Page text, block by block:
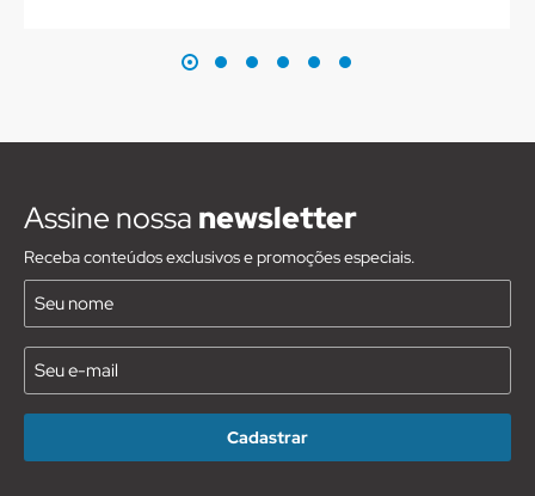
Assine nossa newsletter
Receba conteúdos exclusivos e promoções especiais.
Nome
E-
mail
(Requirido)